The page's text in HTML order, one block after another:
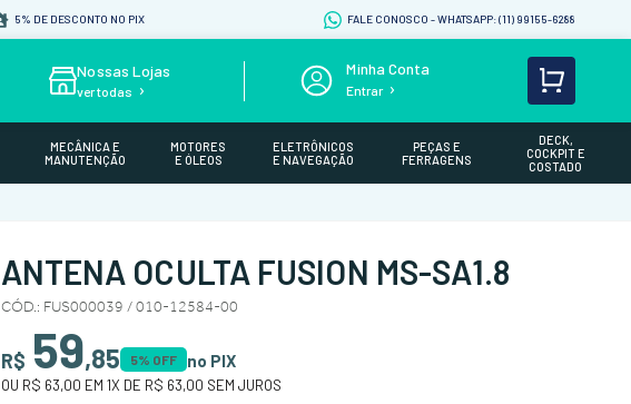
5% DE DESCONTO NO PIX FALE CONOSCO - WHATSAPP: (11) 99155-6288
Nossas Lojas
ver todas Entrar
MECÂNICA E
MANUTENÇÃO
MOTORES
E ÓLEOS
ELETRÔNICOS
E NAVEGAÇÃO
PEÇAS E
FERRAGENS
DECK,
COCKPIT E
COSTADO
ANTENA OCULTA FUSION MS-SA1.8
CÓD.: FUS000039 / 010-12584-00
R$ 59,85 5% OFF no PIX
OU R$ 63,00 EM 1X DE R$ 63,00 SEM JUROS